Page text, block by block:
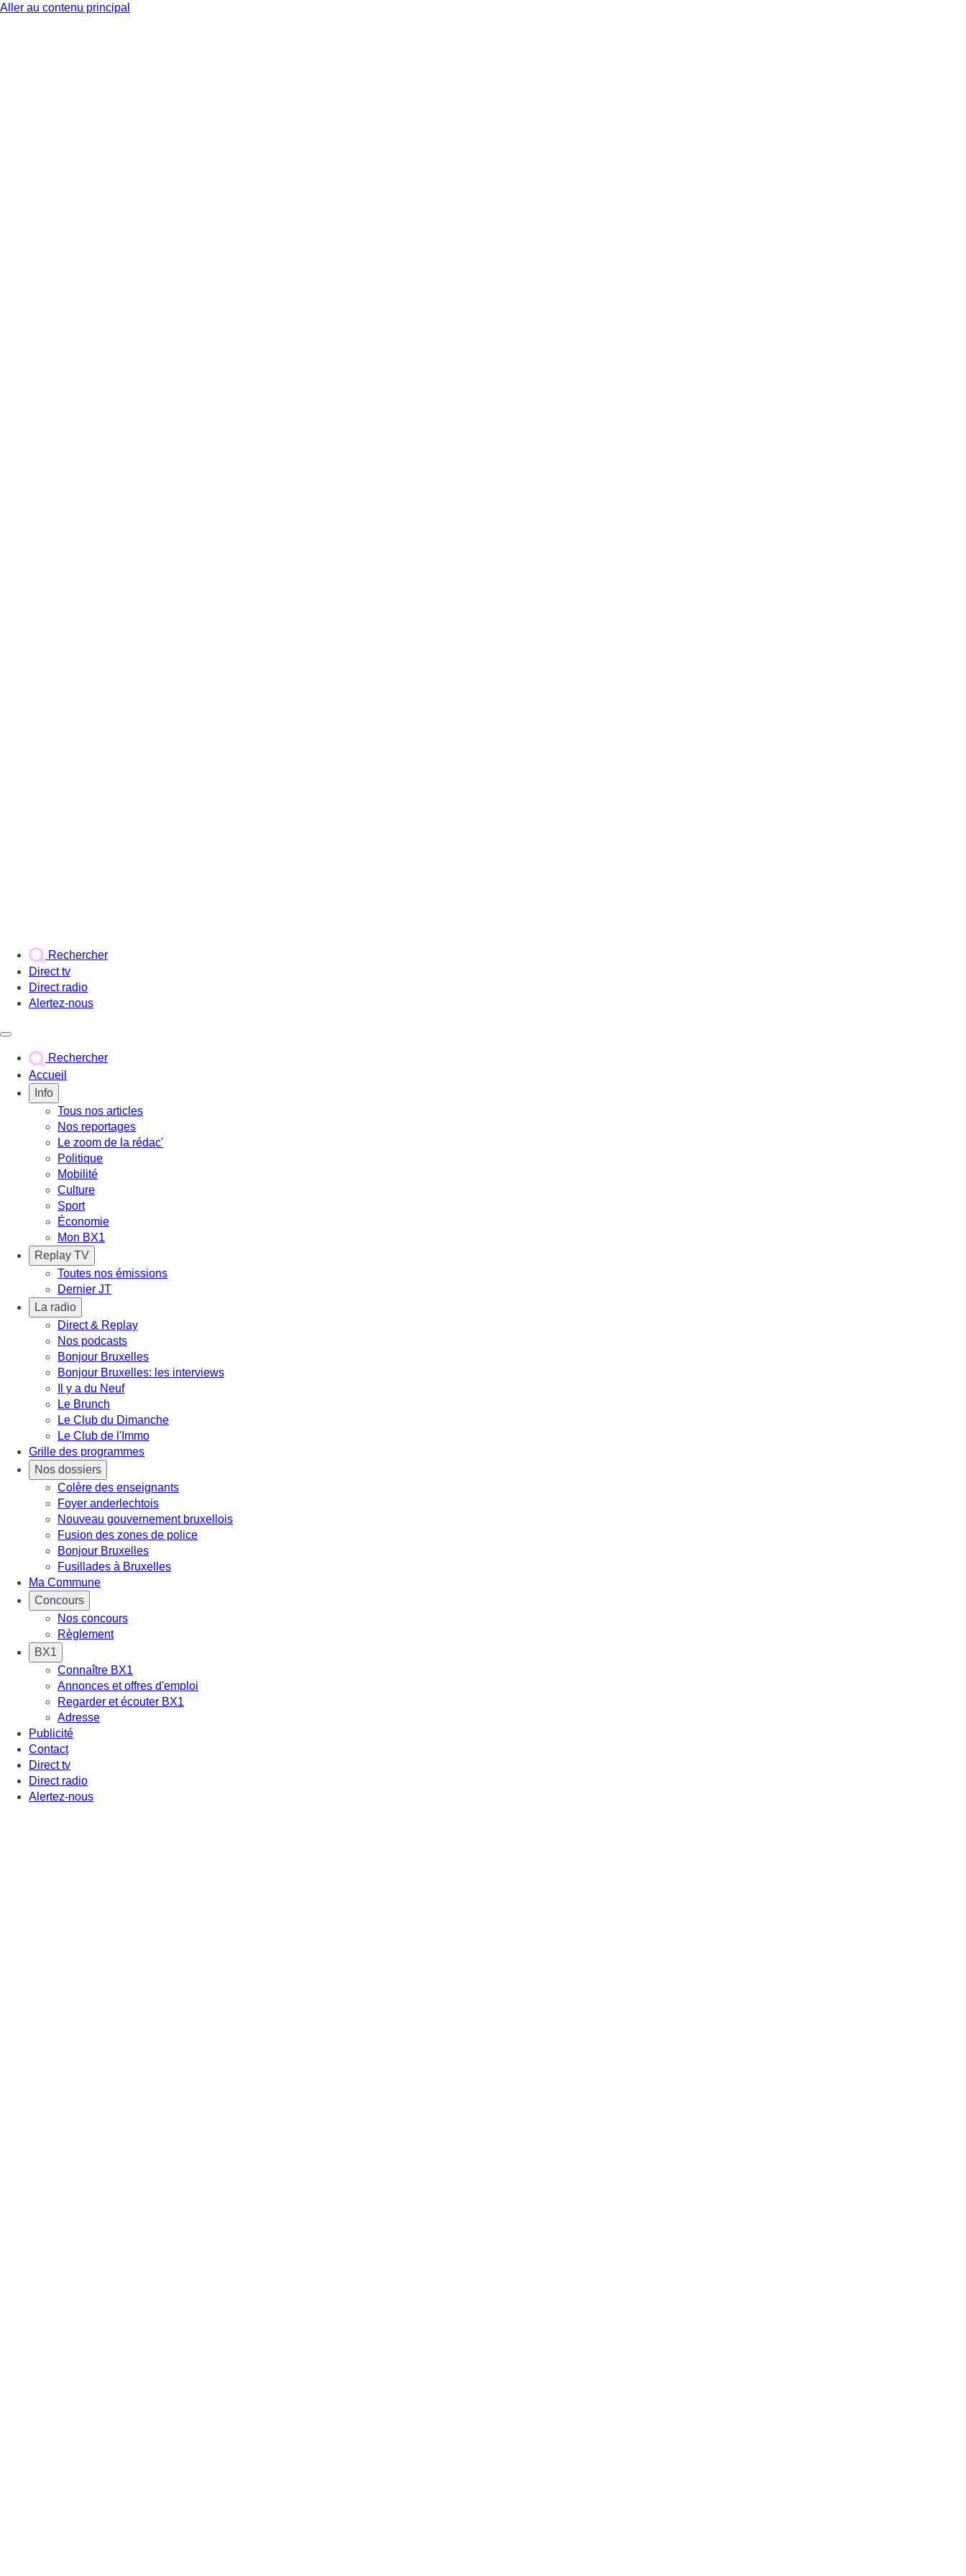
Aller au contenu principal
Rechercher
Direct tv
Direct radio
Alertez-nous
Rechercher
Accueil
Info
Tous nos articles
Nos reportages
Le zoom de la rédac'
Politique
Mobilité
Culture
Sport
Économie
Mon BX1
Replay TV
Toutes nos émissions
Dernier JT
La radio
Direct & Replay
Nos podcasts
Bonjour Bruxelles
Bonjour Bruxelles: les interviews
Il y a du Neuf
Le Brunch
Le Club du Dimanche
Le Club de l'Immo
Grille des programmes
Nos dossiers
Colère des enseignants
Foyer anderlechtois
Nouveau gouvernement bruxellois
Fusion des zones de police
Bonjour Bruxelles
Fusillades à Bruxelles
Ma Commune
Concours
Nos concours
Règlement
BX1
Connaître BX1
Annonces et offres d'emploi
Regarder et écouter BX1
Adresse
Publicité
Contact
Direct tv
Direct radio
Alertez-nous